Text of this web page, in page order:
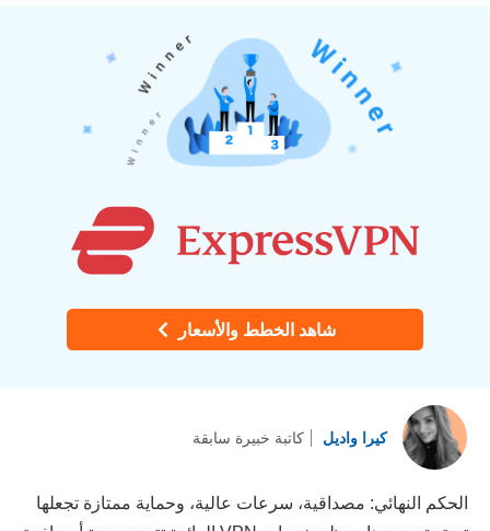
شاهد الخطط والأسعار
كيرا واديل كاتبة خبيرة سابقة
الحكم النهائي: مصداقية، سرعات عالية، وحماية ممتازة تجعلها